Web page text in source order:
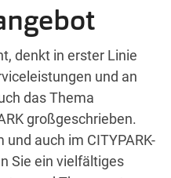
09:00
denkt in erster Linie
und an
das Thema
großgeschrieben.
und auch im CITYPARK-
Sie ein vielfältiges